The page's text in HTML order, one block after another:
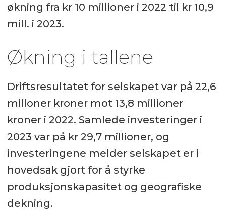
økning fra kr 10 millioner i 2022 til kr 10,9
mill. i 2023.
Økning i tallene
Driftsresultatet for selskapet var på 22,6
milloner kroner mot 13,8 millioner
kroner i 2022. Samlede investeringer i
2023 var på kr 29,7 millioner, og
investeringene melder selskapet er i
hovedsak gjort for å styrke
produksjonskapasitet og geografiske
dekning.